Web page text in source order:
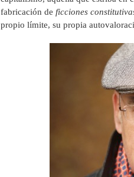
fabricación de ficciones
propio límite, su propia